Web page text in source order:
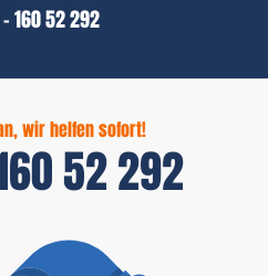
160 52 292
wir helfen sofort!
52 292